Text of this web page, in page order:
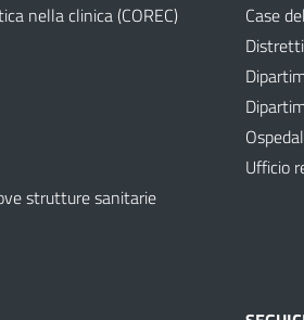
nella clinica (COREC)
strutture sanitarie
Case
Distretti
Ufficio